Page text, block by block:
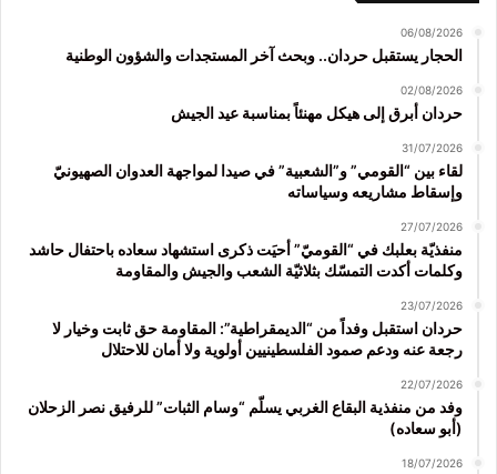
06/08/2026
الحجار يستقبل حردان.. وبحث آخر المستجدات والشؤون الوطنية
02/08/2026
حردان أبرق إلى هيكل مهنئاً بمناسبة عيد الجيش
31/07/2026
لقاء بين “القومي” و”الشعبية” في صيدا لمواجهة العدوان الصهيونيّ
وإسقاط مشاريعه وسياساته
27/07/2026
منفذيّة بعلبك في “القوميّ” أحيَت ذكرى استشهاد سعاده باحتفال حاشد
وكلمات أكدت التمسّك بثلاثيّة الشعب والجيش والمقاومة
23/07/2026
حردان استقبل وفداً من “الديمقراطية”: المقاومة حق ثابت وخيار لا
رجعة عنه ودعم صمود الفلسطينيين أولوية ولا أمان للاحتلال
22/07/2026
وفد من منفذية البقاع الغربي يسلّم “وسام الثبات” للرفيق نصر الزحلان
(أبو سعاده)
18/07/2026